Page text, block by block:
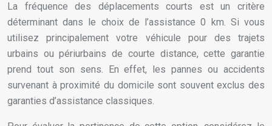
La fréquence des déplacements courts est un critère
déterminant dans le choix de l’assistance 0 km. Si vous
utilisez principalement votre véhicule pour des trajets
urbains ou périurbains de courte distance, cette garantie
prend tout son sens. En effet, les pannes ou accidents
survenant à proximité du domicile sont souvent exclus des
garanties d’assistance classiques.